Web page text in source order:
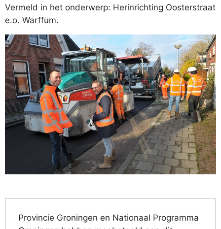
Vermeld in het onderwerp: Herinrichting Oosterstraat
e.o. Warffum.
Provincie Groningen en Nationaal Programma